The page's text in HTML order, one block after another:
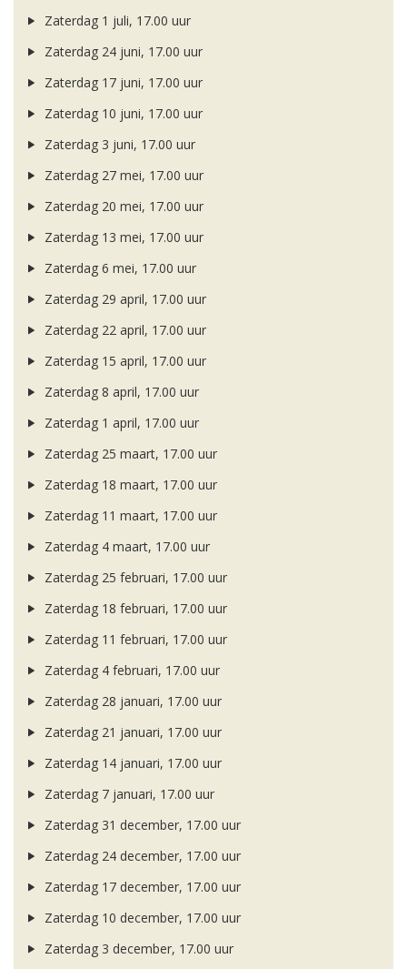
Zaterdag 1 juli, 17.00 uur
Zaterdag 24 juni, 17.00 uur
Zaterdag 17 juni, 17.00 uur
Zaterdag 10 juni, 17.00 uur
Zaterdag 3 juni, 17.00 uur
Zaterdag 27 mei, 17.00 uur
Zaterdag 20 mei, 17.00 uur
Zaterdag 13 mei, 17.00 uur
Zaterdag 6 mei, 17.00 uur
Zaterdag 29 april, 17.00 uur
Zaterdag 22 april, 17.00 uur
Zaterdag 15 april, 17.00 uur
Zaterdag 8 april, 17.00 uur
Zaterdag 1 april, 17.00 uur
Zaterdag 25 maart, 17.00 uur
Zaterdag 18 maart, 17.00 uur
Zaterdag 11 maart, 17.00 uur
Zaterdag 4 maart, 17.00 uur
Zaterdag 25 februari, 17.00 uur
Zaterdag 18 februari, 17.00 uur
Zaterdag 11 februari, 17.00 uur
Zaterdag 4 februari, 17.00 uur
Zaterdag 28 januari, 17.00 uur
Zaterdag 21 januari, 17.00 uur
Zaterdag 14 januari, 17.00 uur
Zaterdag 7 januari, 17.00 uur
Zaterdag 31 december, 17.00 uur
Zaterdag 24 december, 17.00 uur
Zaterdag 17 december, 17.00 uur
Zaterdag 10 december, 17.00 uur
Zaterdag 3 december, 17.00 uur